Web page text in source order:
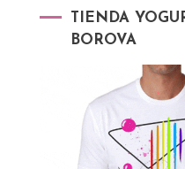
TIENDA
BOROVA